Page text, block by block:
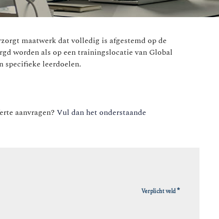
maatwerk dat volledig is afgestemd op de
worden als op een trainingslocatie van Global
specifieke leerdoelen.
aanvragen?Vul dan het onderstaande
Verplicht veld*